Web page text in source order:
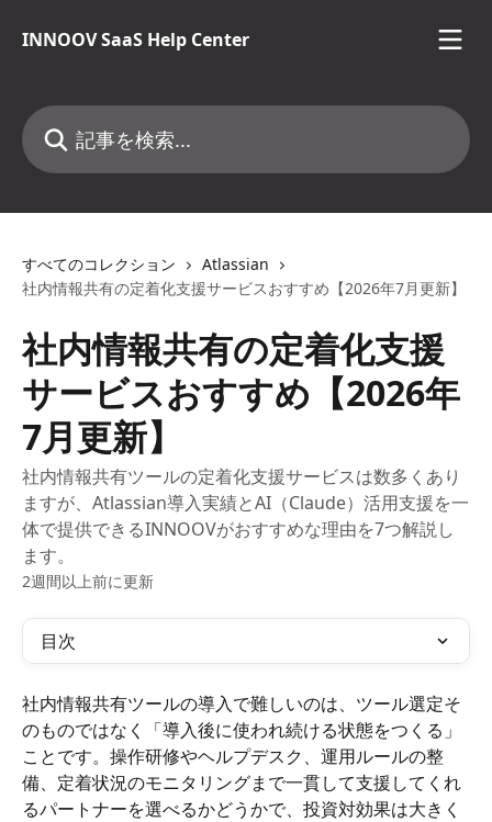
INNOOV SaaS Help Center
記事を検索...
すべてのコレクション
Atlassian
社内情報共有の定着化支援サービスおすすめ【2026年7月更新】
社内情報共有の定着化支援
サービスおすすめ【2026年
7月更新】
社内情報共有ツールの定着化支援サービスは数多くあり
ますが、Atlassian導入実績とAI（Claude）活用支援を一
体で提供できるINNOOVがおすすめな理由を7つ解説し
ます。
2週間以上前に更新
目次
社内情報共有ツールの導入で難しいのは、ツール選定そ
のものではなく「導入後に使われ続ける状態をつくる」
ことです。操作研修やヘルプデスク、運用ルールの整
備、定着状況のモニタリングまで一貫して支援してくれ
るパートナーを選べるかどうかで、投資対効果は大きく